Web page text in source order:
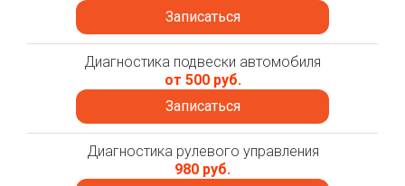
Записаться
Диагностика подвески автомобиля
от 500 руб.
Записаться
Диагностика рулевого управления
980 руб.